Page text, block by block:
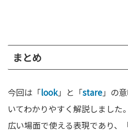
まとめ
今回は「look」と「stare」の
いてわかりやすく解説しまし
広い場面で使える表現であり、